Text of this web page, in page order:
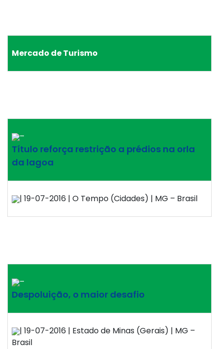
Mercado de Turismo
–
Título reforça restrição a prédios na orla
da lagoa
| 19-07-2016 | O Tempo (Cidades) | MG – Brasil
–
Despoluição, o maior desafio
| 19-07-2016 | Estado de Minas (Gerais) | MG –
Brasil